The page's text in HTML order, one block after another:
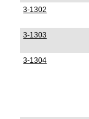
3-1302
3-1303
3-1304